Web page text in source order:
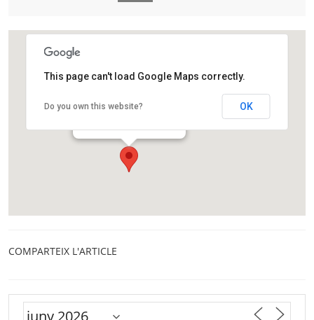
Auditori Barradas
Rambla de Just Oliveras, 56
This page can't load Google Maps correctly.
Do you own this website? OK
COMPARTEIX L'ARTICLE